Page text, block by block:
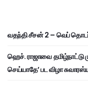
வதந்தி சீசன் 2 – வெப்
ஹெச். ராஜாவை தமிழ்நாட்டு
செய்யாதே’ பட விழா